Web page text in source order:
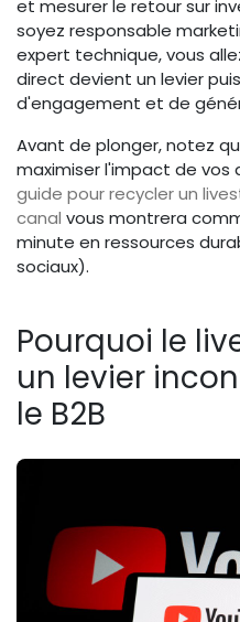
et mesurer le retour sur
soyez responsable
expert technique, vous
direct devient un levier
d'engagement et de
Avant de plonger, notez
maximiser l'impact de vos
guide pour recycler un
canal vous montrera
minute en ressources
sociaux).
Pourquoi le
un levier
le B2B